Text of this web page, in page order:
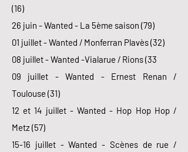
(16)
26 juin - Wanted - La 5ème saison (79)
01 juillet - Wanted / Monferran Plavès (32)
08 juillet - Wanted -Vialarue / Rions (33
09 juillet - Wanted - Ernest Renan /
Toulouse (31)
12 et 14 juillet - Wanted - Hop Hop Hop /
Metz (57)
15-16 juillet - Wanted - Scènes de rue /